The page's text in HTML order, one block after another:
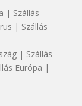
| Szállás
| Szállás
| Szállás
Európa |